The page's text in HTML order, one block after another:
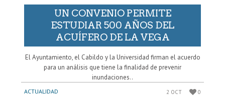
UN CONVENIO PERMITE
ESTUDIAR 500 AÑOS DEL
ACUÍFERO DE LA VEGA
El Ayuntamiento, el Cabildo y la Universidad firman el acuerdo
para un análisis que tiene la finalidad de prevenir
inundaciones..
ACTUALIDAD 2 OCT 0